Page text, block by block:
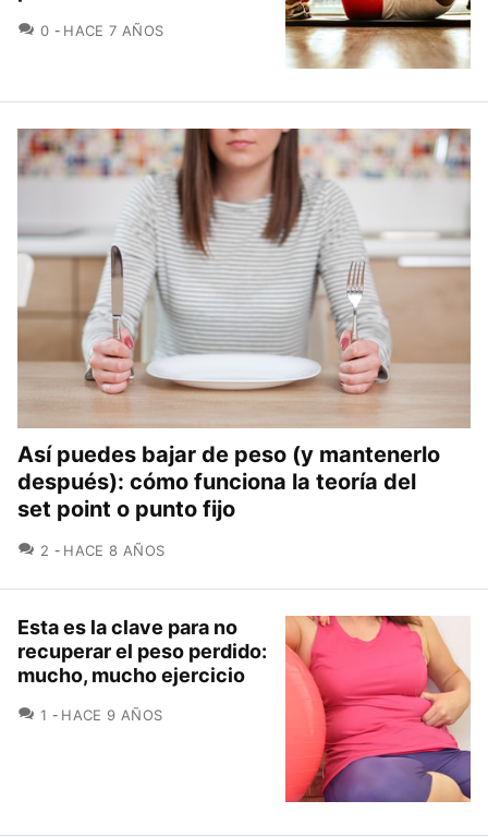
0 COMENTARIOS
HACE 7 AÑOS
Así puedes bajar de peso (y mantenerlo
después): cómo funciona la teoría del
set point o punto fijo
2 COMENTARIOS
HACE 8 AÑOS
Esta es la clave para no
recuperar el peso perdido:
mucho, mucho ejercicio
1 COMENTARIOS
HACE 9 AÑOS